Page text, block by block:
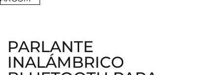
PARLANTE
INALÁMBRICO